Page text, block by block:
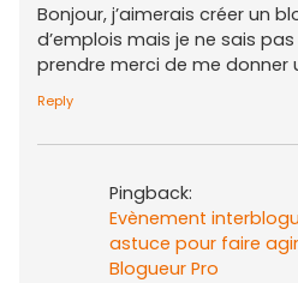
Bonjour, j’aimerais créer un
d’emplois mais je ne sais
prendre merci de me donner
Reply
Pingback:
Evènement
astuce pour faire
Blogueur Pro